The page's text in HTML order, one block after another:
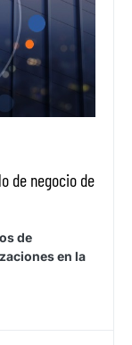
de negocio de
de
en la